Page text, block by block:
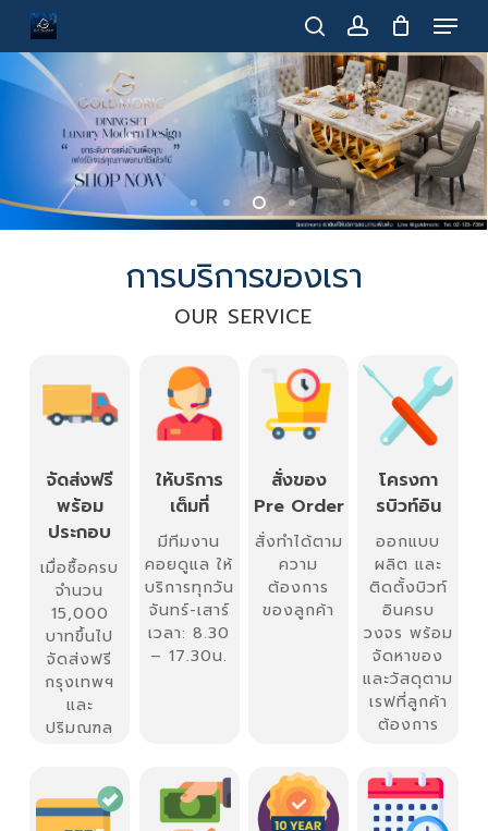
Skip
main
content
searchaccount
Menu
การบริการของเรา
OUR SERVICE
จัดส่งฟรี
พร้อม
ประกอบ
เมื่อซื้อครบ
จำนวน
15,000
บาทขึ้นไป
จัดส่งฟรี
กรุงเทพฯ
และ
ปริมณฑล
ให้บริการ
เต็มที่
มีทีมงาน
คอยดูแล ให้
บริการทุกวัน
จันทร์-เสาร์
เวลา: 8.30
– 17.30น.
สั่งของ
Pre Order
สั่งทำได้ตาม
ความ
ต้องการ
ของลูกค้า
โครงกา
รบิวท์อิน
ออกแบบ
ผลิต และ
ติดตั้งบิวท์
อินครบ
วงจร พร้อม
จัดหาของ
และวัสดุตาม
เรฟที่ลูกค้า
ต้องการ